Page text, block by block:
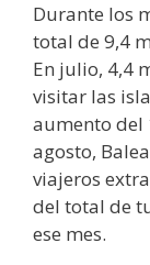
Durante los
total de 9,4
En julio, 4,4
visitar las
aumento del
agosto,
viajeros
del total de
ese mes.